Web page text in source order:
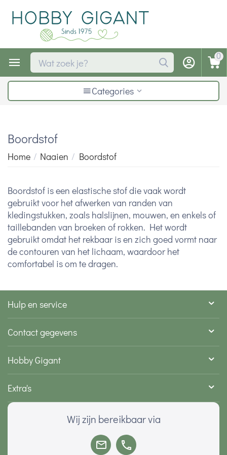
0
Categories
Boordstof
Home / Naaien / Boordstof
Boordstof is een elastische stof die vaak wordt
gebruikt voor het afwerken van randen van
kledingstukken, zoals halslijnen, mouwen, en enkels of
taillebanden van broeken of rokken. Het wordt
gebruikt omdat het rekbaar is en zich goed vormt naar
de contouren van het lichaam, waardoor het
comfortabel is om te dragen.
Hulp en service
Contact gegevens
Hobby Gigant
Extra's
Wij zijn bereikbaar via